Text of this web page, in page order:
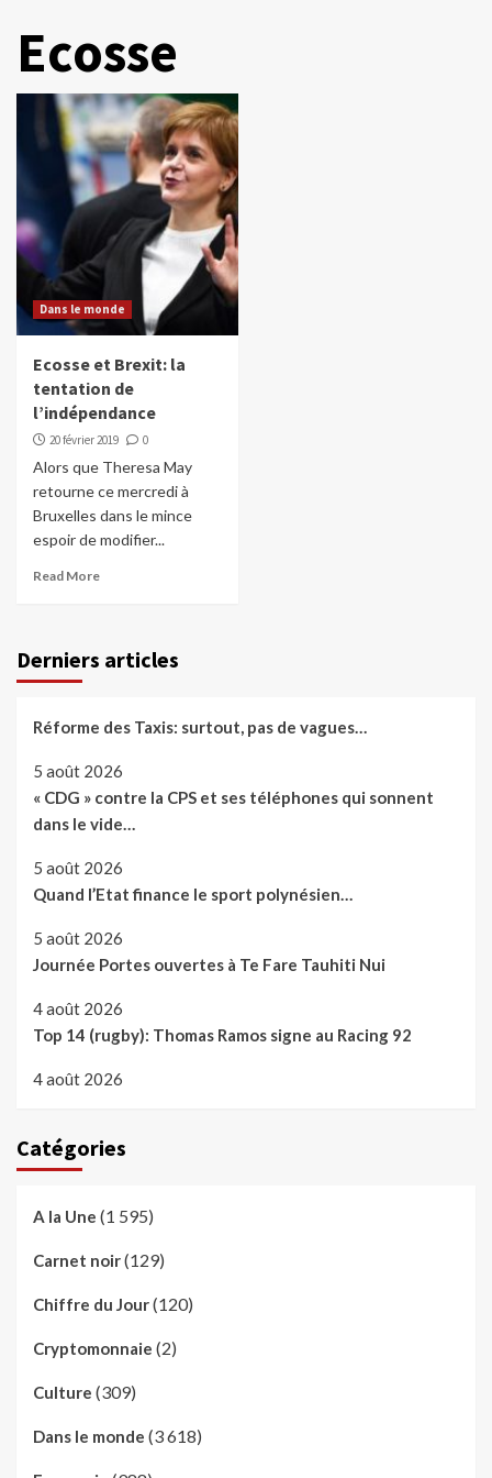
Ecosse
Dans le monde
Ecosse et Brexit: la
tentation de
l’indépendance
20 février 2019 0
Alors que Theresa May
retourne ce mercredi à
Bruxelles dans le mince
espoir de modifier...
Read More
Derniers articles
Réforme des Taxis: surtout, pas de vagues…
5 août 2026
« CDG » contre la CPS et ses téléphones qui sonnent
dans le vide…
5 août 2026
Quand l’Etat finance le sport polynésien…
5 août 2026
Journée Portes ouvertes à Te Fare Tauhiti Nui
4 août 2026
Top 14 (rugby): Thomas Ramos signe au Racing 92
4 août 2026
Catégories
A la Une (1 595)
Carnet noir(129)
Chiffre du Jour(120)
Cryptomonnaie (2)
Culture (309)
Dans le monde (3 618)